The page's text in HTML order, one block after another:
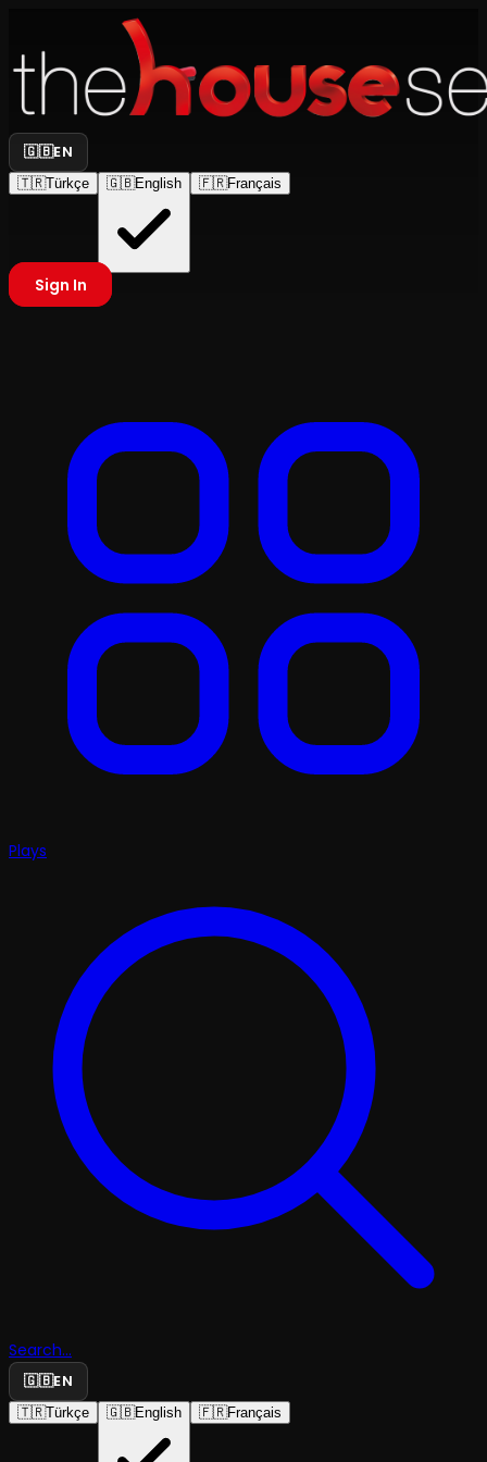
🇬🇧EN
🇹🇷Türkçe 🇬🇧English 🇫🇷Français
Sign In
Plays
Search...
🇬🇧EN
🇹🇷Türkçe 🇬🇧English 🇫🇷Français